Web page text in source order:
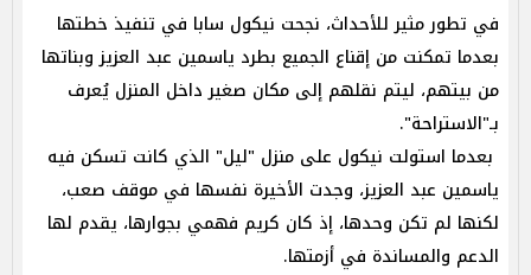
في تطور مثير للأحداث، نجحت نيكول سابا في تنفيذ خطتها
بعدما تمكنت من إقناع الجميع بطرد ياسمين عبد العزيز وبناتها
من بيتهم، ليتم نقلهم إلى مكان صغير داخل المنزل يُعرف
بـ"الاستراحة".
بعدما استولت نيكول على منزل "ليل" الذي كانت تسكن فيه
ياسمين عبد العزيز، وجدت الأخيرة نفسها في موقف صعب،
لكنها لم تكن وحدها، إذ كان كريم فهمي بجوارها، يقدم لها
الدعم والمساندة في أزمتها.